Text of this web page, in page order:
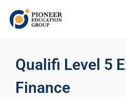
Qualifi Level 5
Finance